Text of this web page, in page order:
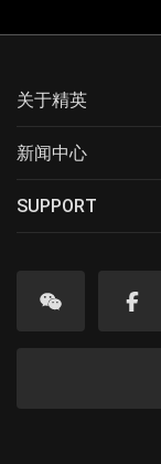
关于精英
新闻中心
SUPPORT